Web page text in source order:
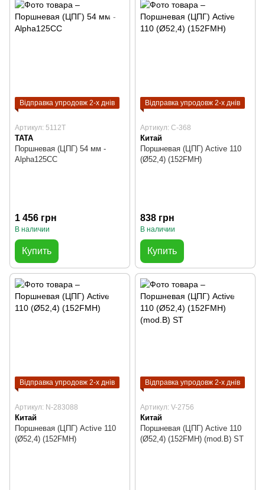
Відправка упродовж 2-х днів
Артикул: 5112T
TATA
Поршневая (ЦПГ) 54 мм -
Alpha125СС
1 456 грн
В наличии
Купить
Відправка упродовж 2-х днів
Артикул: C-368
Китай
Поршневая (ЦПГ) Active 110
(Ø52,4) (152FMH)
838 грн
В наличии
Купить
Відправка упродовж 2-х днів
Артикул: N-283088
Китай
Поршневая (ЦПГ) Active 110
(Ø52,4) (152FMH)
Відправка упродовж 2-х днів
Артикул: V-2756
Китай
Поршневая (ЦПГ) Active 110
(Ø52,4) (152FMH) (mod.B) ST